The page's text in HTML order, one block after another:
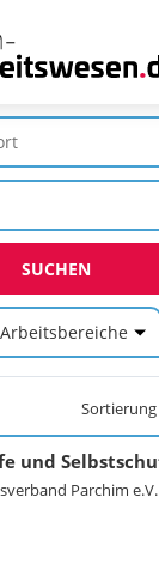
SUCHEN
Arbeitsbereiche
Sortierung
Parchim e.V.